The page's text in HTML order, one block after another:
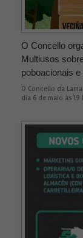
O Concello
Multiusos
poboacionais
O Concello da
día 6 de maio ás